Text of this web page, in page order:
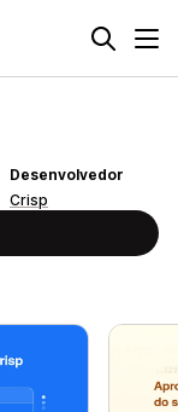
Desenvolvedor
Crisp